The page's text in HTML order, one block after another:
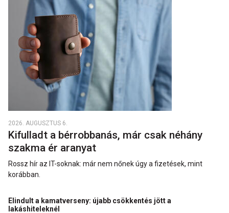
2026. AUGUSZTUS 6.
Kifulladt a bérrobbanás, már csak néhány
szakma ér aranyat
Rossz hír az IT-soknak: már nem nőnek úgy a fizetések, mint
korábban.
Elindult a kamatverseny: újabb csökkentés jött a
lakáshiteleknél